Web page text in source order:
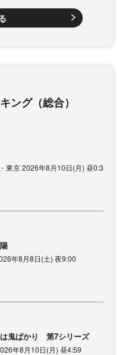
ング（総合）
東京 2026年8月10日(月) 昼0:3
年8月8日(土) 夜9:00
鬼ばかり 第7シリーズ
年8月10日(月) 昼4:59